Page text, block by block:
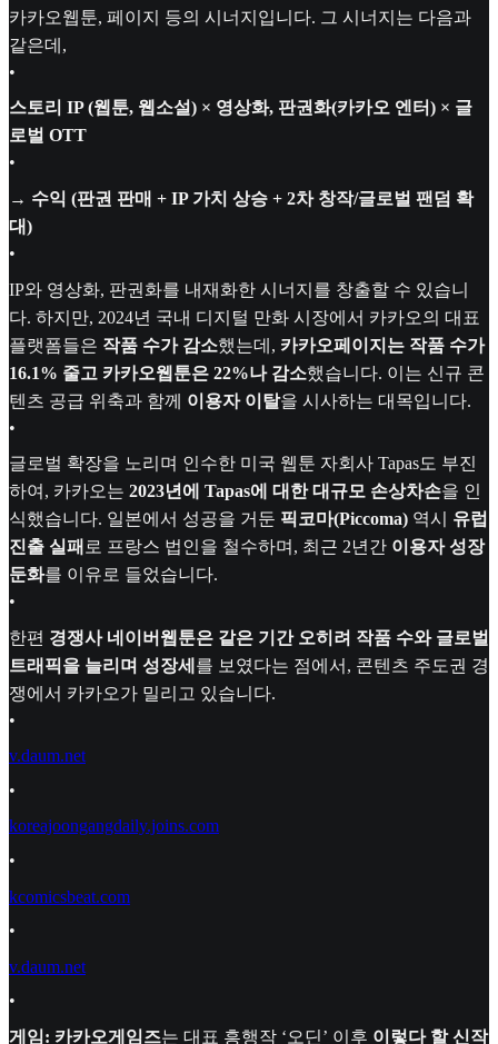
카카오웹툰, 페이지 등의 시너지입니다. 그 시너지는 다음과
같은데,
•
스토리 IP (웹툰, 웹소설) × 영상화, 판권화(카카오 엔터) × 글
로벌 OTT
•
→ 수익 (판권 판매 + IP 가치 상승 + 2차 창작/글로벌 팬덤 확
대)
•
IP와 영상화, 판권화를 내재화한 시너지를 창출할 수 있습니
다. 하지만, 2024년 국내 디지털 만화 시장에서 카카오의 대표
플랫폼들은 작품 수가 감소했는데, 카카오페이지는 작품 수가
16.1% 줄고 카카오웹툰은 22%나 감소했습니다. 이는 신규 콘
텐츠 공급 위축과 함께 이용자 이탈을 시사하는 대목입니다.
•
글로벌 확장을 노리며 인수한 미국 웹툰 자회사 Tapas도 부진
하여, 카카오는 2023년에 Tapas에 대한 대규모 손상차손을 인
식했습니다. 일본에서 성공을 거둔 픽코마(Piccoma) 역시 유럽
진출 실패 로 프랑스 법인을 철수하며, 최근 2년간 이용자 성장
둔화를 이유로 들었습니다.
•
한편 경쟁사 네이버웹툰은 같은 기간 오히려 작품 수와 글로벌
트래픽을 늘리며 성장세 를 보였다는 점에서, 콘텐츠 주도권 경
쟁에서 카카오가 밀리고 있습니다.
•
v.daum.net
•
koreajoongangdaily.joins.com
•
kcomicsbeat.com
•
v.daum.net
•
게임: 카카오게임즈는 대표 흥행작 ‘오딘’ 이후 이렇다 할 신작